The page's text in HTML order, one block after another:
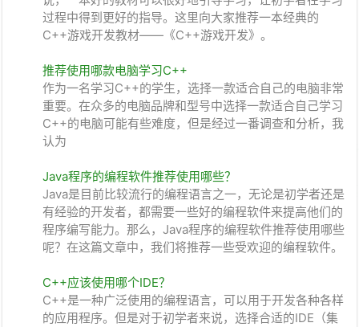
过程中得到更好的指导。这里向大家推荐一本经典的
C++游戏开发教材——《C++游戏开发》。
推荐使用哪款电脑学习C++
作为一名学习C++的学生，选择一款适合自己的电脑非常
重要。在众多的电脑品牌和型号中选择一款适合自己学习
C++的电脑可能有些难度，但是经过一番调查和分析，我
认为
Java程序的编程软件推荐使用哪些？
Java是目前比较流行的编程语言之一，无论是初学者还是
有经验的开发者，都需要一些好的编程软件来提高他们的
程序编写能力。那么，Java程序的编程软件推荐使用哪些
呢？在这篇文章中，我们将推荐一些受欢迎的编程软件。
C++应该使用哪个IDE？
C++是一种广泛使用的编程语言，可以用于开发各种各样
的应用程序。但是对于初学者来说，选择合适的IDE（集